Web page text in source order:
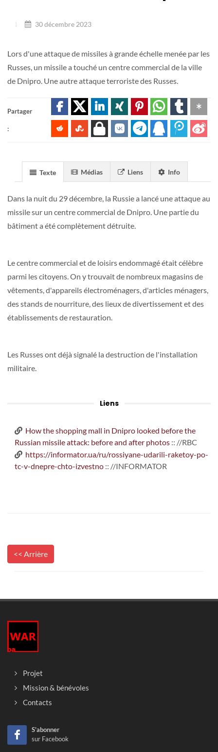
30 décembre 2023
Lors d'une attaque de missiles à grande échelle menée par les
Russes, un missile a touché un centre commercial de la ville
de Dnipro. Une autre attaque terroriste des Russes.
Partager
:
Texte Médias Liens Info
Dans la nuit du 29 décembre, la Russie a lancé une attaque au
missile sur un centre commercial de Dnipro. Une partie du
bâtiment a été complètement détruite.
Le centre commercial et de loisirs endommagé était célèbre
parmi les citoyens. On y trouvait de nombreux magasins de
vêtements, d'appareils électroménagers, d'articles ménagers,
des stands de nourriture, des lieux de divertissement et des
établissements de restauration.
Les Russes ont déjà signalé la destruction de l'installation
militaire.
Liens
How the shopping mall in Dnipro looked before the
Russian missile attack: before and after photos :: //RBC
https://informator.ua/ru/rossiyane-udarili-raketoy-po-
tc-v-dnepre-chto-izvestno :: //INFORMATOR
<< Arrière
Projet
Mission & bénévoles
Contacts
S'abonner
sur Facebook